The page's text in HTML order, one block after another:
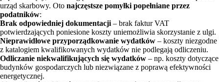
urząd skarbowy. Oto najczęstsze pomyłki popełniane przez
podatników:
Brak odpowiedniej dokumentacji – brak faktur VAT
potwierdzających poniesione koszty uniemożliwia skorzystanie z ulgi.
Nieprawidłowe przyporządkowanie wydatków – koszty niezgodne
z katalogiem kwalifikowanych wydatków nie podlegają odliczeniu.
Odliczanie niekwalifikujących się wydatków – np. koszty dotyczące
budynków gospodarczych lub niezwiązane z poprawą efektywności
energetycznej.